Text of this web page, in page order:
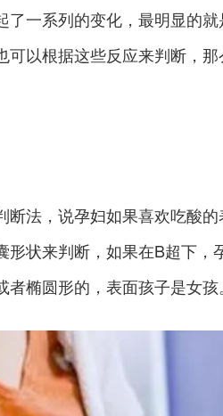
了一系列的变化，最明显的
可以根据这些反应来判断，
法，说孕妇如果喜欢吃酸的
状来判断，如果在B超下，
椭圆形的，表面孩子是女孩。